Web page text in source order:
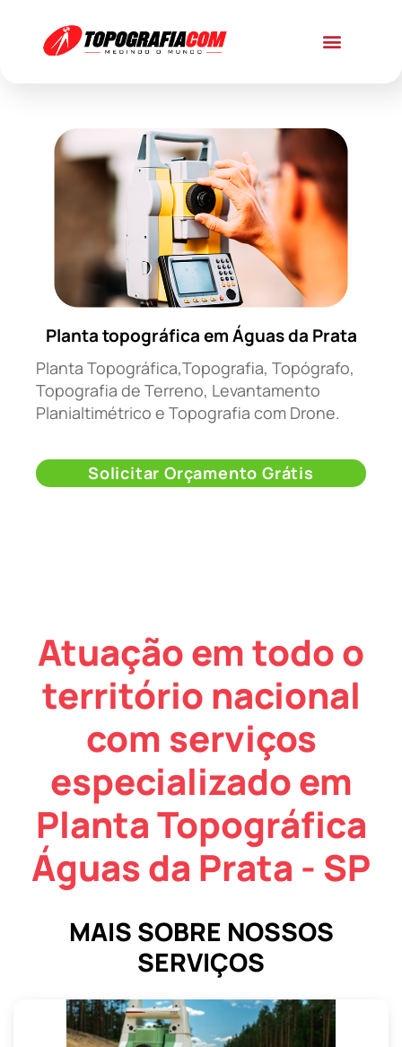
Planta topográfica em Águas da Prata
Planta Topográfica,Topografia, Topógrafo,
Topografia de Terreno, Levantamento
Planialtimétrico e Topografia com Drone.
Solicitar Orçamento Grátis
Atuação em todo o
território nacional
com serviços
especializado em
Planta Topográfica
Águas da Prata - SP
MAIS SOBRE NOSSOS
SERVIÇOS